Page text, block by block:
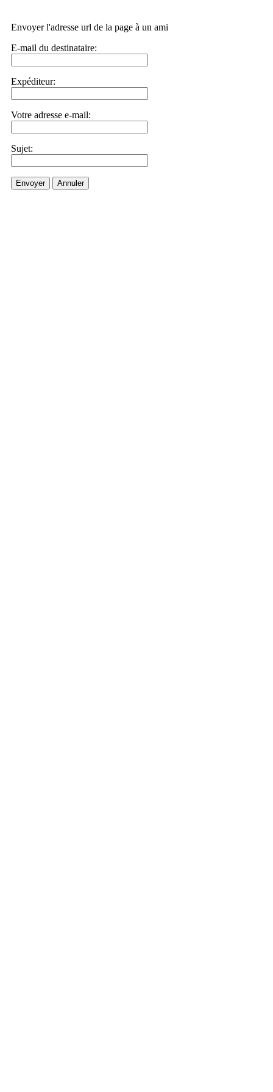
Envoyer l'adresse url de la page à un ami
E-mail du destinataire:
Expéditeur:
Votre adresse e-mail:
Sujet:
Envoyer Annuler